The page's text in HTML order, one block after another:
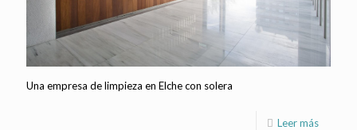
Una empresa de limpieza en Elche con solera
Leer más